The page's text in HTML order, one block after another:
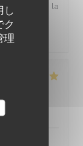
し
ク
理
plats à la
est trop
価格